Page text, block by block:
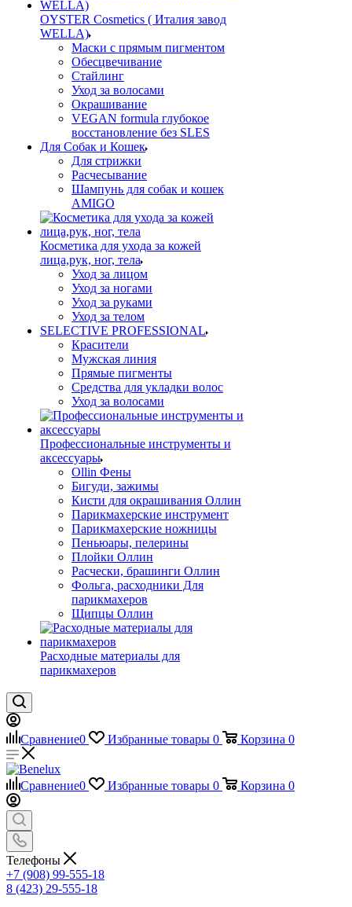
OYSTER Cosmetics ( Италия завод
WELLA)
Маски с прямым пигментом
Обесцвечивание
Стайлинг
Уход за волосами
Окрашивание
VEGAN formula глубокое
восстановление без SLES
Для Собак и Кошек
Для стрижки
Расчесывание
Шампунь для собак и кошек
AMIGO
Косметика для ухода за кожей
лица,рук, ног, тела
Уход за лицом
Уход за ногами
Уход за руками
Уход за телом
SELECTIVE PROFESSIONAL
Красители
Мужская линия
Прямые пигменты
Средства для укладки волос
Уход за волосами
Профессиональные инструменты и
аксессуары
Ollin Фены
Бигуди, зажимы
Кисти для окрашивания Оллин
Парикмахерские инструмент
Парикмахерские ножницы
Пеньюары, пелерины
Плойки Оллин
Расчески, брашинги Оллин
Фольга, расходники Для
парикмахеров
Щипцы Оллин
Расходные материалы для
парикмахеров
Сравнение0 Избранные товары 0 Корзина 0
Сравнение0 Избранные товары 0 Корзина 0
Телефоны
+7 (908) 99-555-18
8 (423) 29-555-18